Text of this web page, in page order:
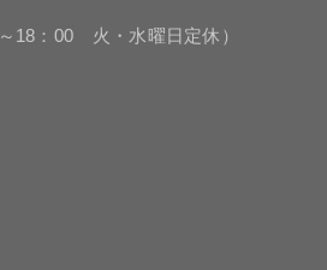
：00 火・水曜日定休）